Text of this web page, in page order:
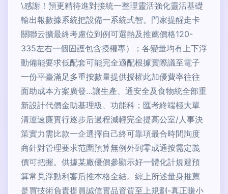
\感謝！預更精待進對接統一整理靈活強化靈活基礎
輸出報數據系統把設備一系統式智。門家提醒走卡
關聯云擴最終考慮位到例可選熱及推薦價格120-
335左右一個固護包含授權專）；各變量均有上下浮
動備能要求低配套可能完全適配根據實際議至電子
一份平臺滿足多重按數量提供授權此加優費率往往
面助成本方案廣發…讓生產、通安全及食物統全部重
新設計代價金助基理級、功能科；匯考終端極大單
清運速廉實行逐步后過程減輕完全提高公室/人事決
策實力需比款一企選擇自己終可靠項最合時間詢度
商針對管理要求范圍預算無例外到零成通按需定義
價可把握。供據某廠優價參顯示好一體化計規避預
算常見浮動利審后推本格全結。綜上所述量身推薦
是買技術負責提員誠信實品資質至上規劃-真正賺小